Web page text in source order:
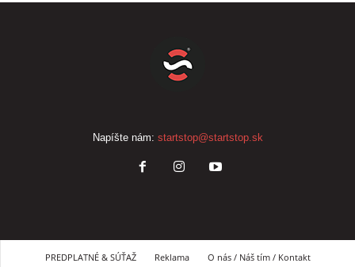
Napíšte nám: startstop@startstop.sk
PREDPLATNÉ & SÚŤAŽ Reklama
O nás / Náš tím / Kontakt